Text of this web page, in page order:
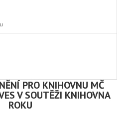
PRO KNIHOVNU MČ
V SOUTĚŽI KNIHOVNA
ROKU